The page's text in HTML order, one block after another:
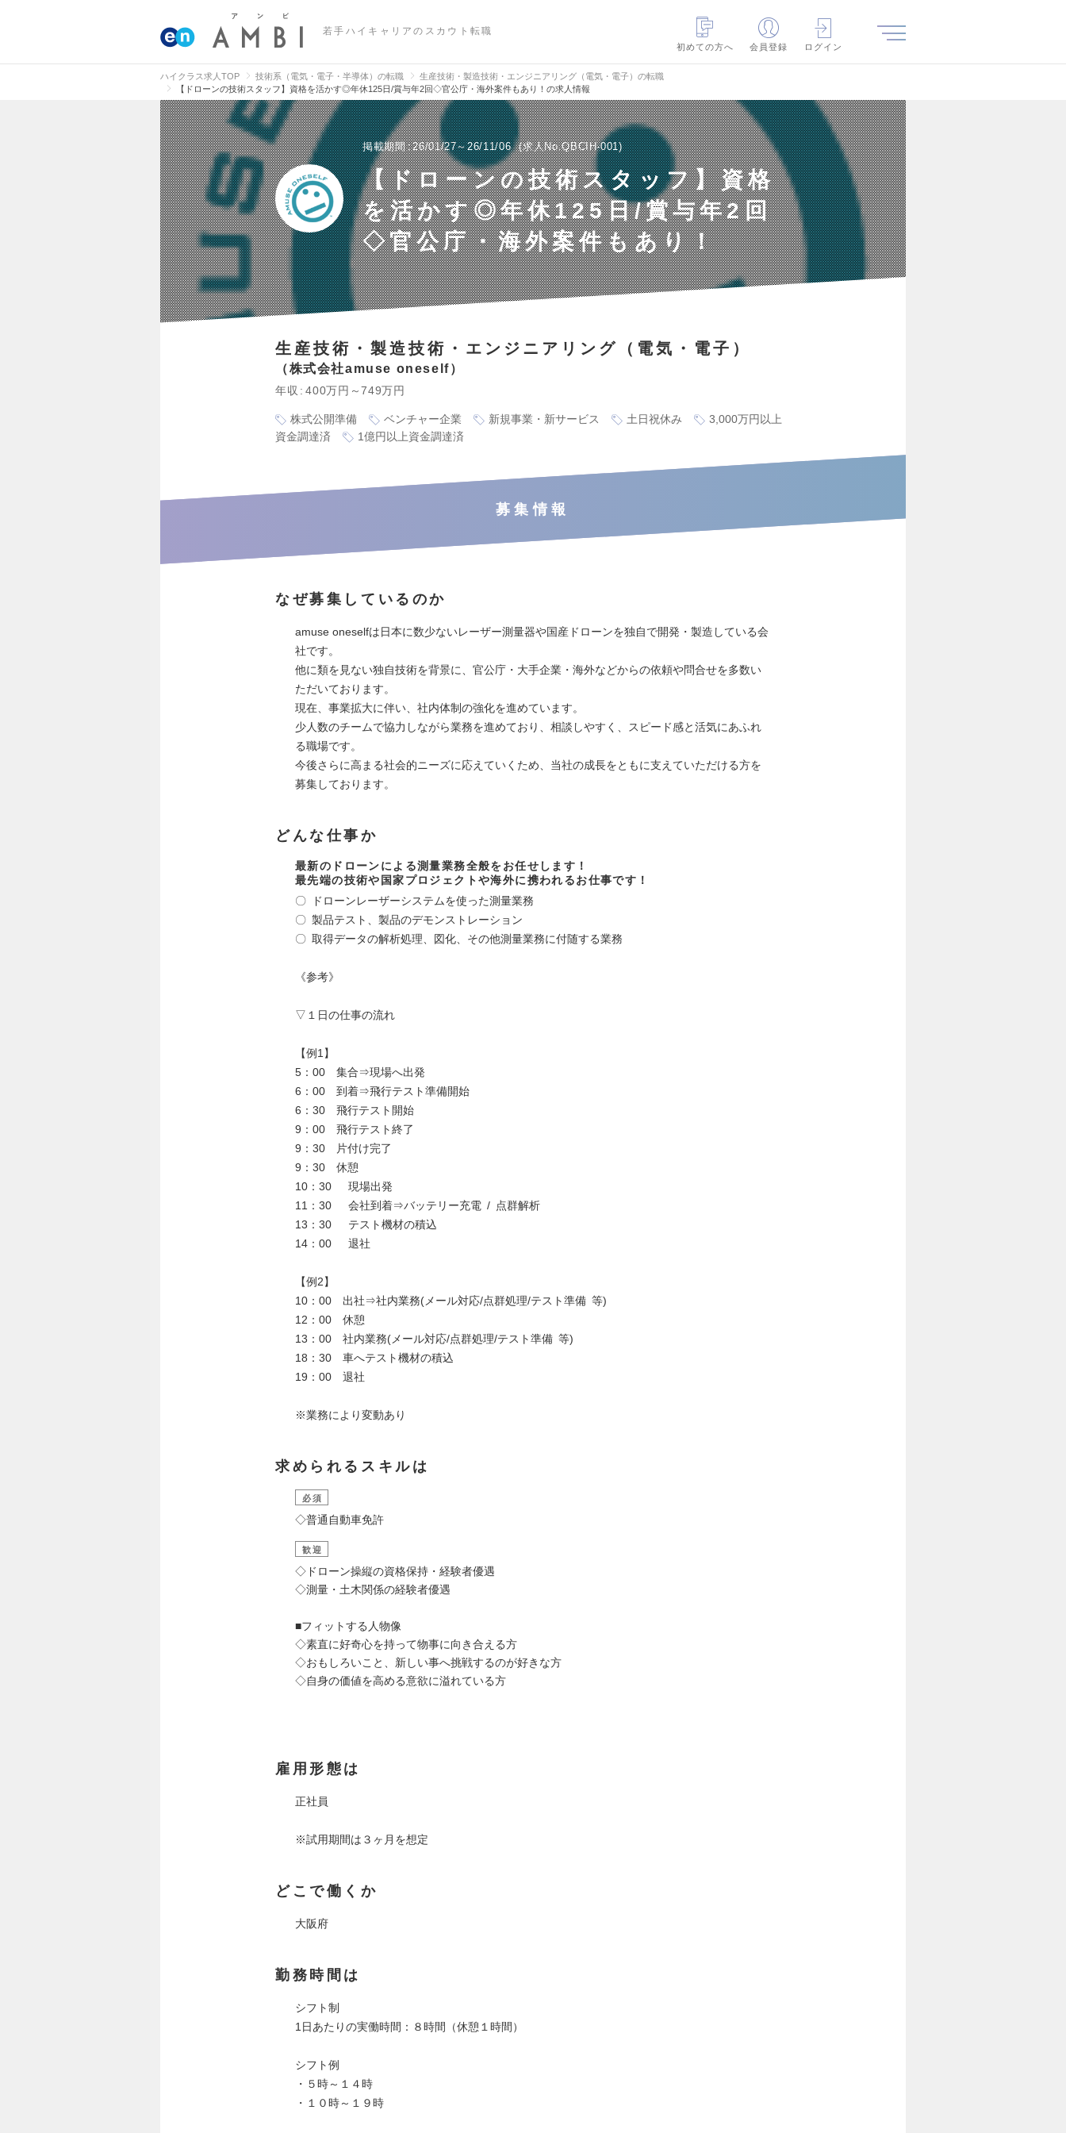
若手ハイキャリアのスカウト転職
初めての方へ
会員登録 ログイン
ハイクラス求人TOP 技術系（電気・電子・半導体）の転職
生産技術・製造技術・エンジニアリング（電気・電子）の転職
【ドローンの技術スタッフ】資格を活かす◎年休125日/賞与年2回◇官公庁・海外案件もあり！の求人情報
掲載期間 26/01/27～26/11/06 求人No.QBCIH-001
【ドローンの技術スタッフ】資格
を活かす◎年休125日/賞与年2回
◇官公庁・海外案件もあり！
生産技術・製造技術・エンジニアリング（電気・電子）
株式会社amuse oneself
年収 400万円～749万円
株式公開準備 ベンチャー企業 新規事業・新サービス 土日祝休み
3,000万円以上
資金調達済
1億円以上資金調達済
募集情報
なぜ募集しているのか
amuse oneselfは日本に数少ないレーザー測量器や国産ドローンを独自で開発・製造している会
社です。
他に類を見ない独自技術を背景に、官公庁・大手企業・海外などからの依頼や問合せを多数い
ただいております。
現在、事業拡大に伴い、社内体制の強化を進めています。
少人数のチームで協力しながら業務を進めており、相談しやすく、スピード感と活気にあふれ
る職場です。
今後さらに高まる社会的ニーズに応えていくため、当社の成長をともに支えていただける方を
募集しております。
どんな仕事か
最新のドローンによる測量業務全般をお任せします！
最先端の技術や国家プロジェクトや海外に携われるお仕事です！
〇 ドローンレーザーシステムを使った測量業務
〇 製品テスト、製品のデモンストレーション
〇 取得データの解析処理、図化、その他測量業務に付随する業務
《参考》
▽１日の仕事の流れ
【例1】
5：00 集合⇒現場へ出発
6：00 到着⇒飛行テスト準備開始
6：30 飛行テスト開始
9：00 飛行テスト終了
9：30 片付け完了
9：30 休憩
10：30 現場出発
11：30 会社到着⇒バッテリー充電 / 点群解析
13：30 テスト機材の積込
14：00 退社
【例2】
10：00 出社⇒社内業務(メール対応/点群処理/テスト準備 等)
12：00 休憩
13：00 社内業務(メール対応/点群処理/テスト準備 等)
18：30 車へテスト機材の積込
19：00 退社
※業務により変動あり
求められるスキルは
必須
◇普通自動車免許
歓迎
◇ドローン操縦の資格保持・経験者優遇
◇測量・土木関係の経験者優遇
■フィットする人物像
◇素直に好奇心を持って物事に向き合える方
◇おもしろいこと、新しい事へ挑戦するのが好きな方
◇自身の価値を高める意欲に溢れている方
雇用形態は
正社員
※試用期間は３ヶ月を想定
どこで働くか
大阪府
勤務時間は
シフト制
1日あたりの実働時間：８時間（休憩１時間）
シフト例
・５時～１４時
・１０時～１９時